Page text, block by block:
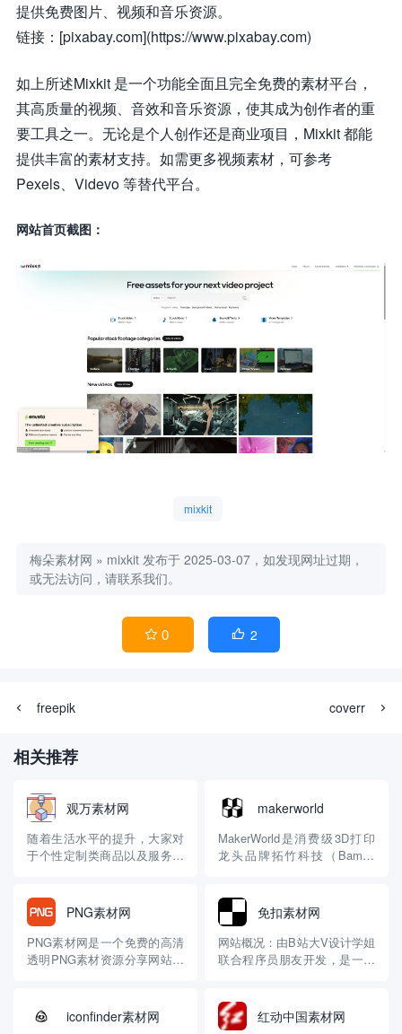
提供免费图片、视频和音乐资源。
链接：[pixabay.com](https://www.pixabay.com)
如上所述Mixkit 是一个功能全面且完全免费的素材平台，
其高质量的视频、音效和音乐资源，使其成为创作者的重
要工具之一。无论是个人创作还是商业项目，Mixkit 都能
提供丰富的素材支持。如需更多视频素材，可参考
Pexels、Videvo 等替代平台。
网站首页截图：
mixkit
梅朵素材网 » mixkit 发布于 2025-03-07，如发现网址过期，
或无法访问，请联系我们。
 0  2
freepik coverr
相关推荐
观万素材网
随着生活水平的提升，大家对
于个性定制类商品以及服务越
上面随处可见提供此类服务的
商家，今天小编给大家介绍的
是定制领域一个比较小众的细
分赛道，“3D打印”，顾名思
makerworld
MakerWorld是消费级3D打印
龙头品牌拓竹科技（Bambu
下载站，更是一个集成了AI生
成、创作工具和完整打印流程
的生态系统。 🔍 平台核心特
点一览 平台定位：拓竹科技旗
PNG素材网
PNG素材网是一个免费的高清
透明PNG素材资源分享网站。
矢量素材、免抠元素等。素材
类型丰富，包括党建设计元
免扣素材网
网站概况：由B站大V设计学姐
联合程序员朋友开发，是一个
计师、创意工作者等提供便捷
服务。 素材资源：拥有10万
iconfinder素材网 红动中国素材网